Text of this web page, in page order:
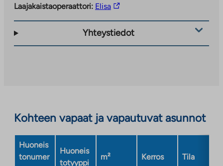
Laajakaistaoperaattori: ElisaLinkki
ulkopuoliseen
Yhteystiedot
Kohteen vapaat ja vapautuvat asunnot
Huoneis
tonumer
Huoneis
totyyppi
m² Kerros Tila